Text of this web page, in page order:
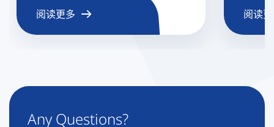
阅读更多 阅读
Any Questions?